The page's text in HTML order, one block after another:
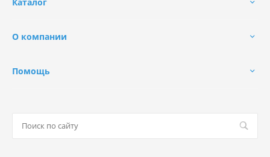
О компании
Помощь